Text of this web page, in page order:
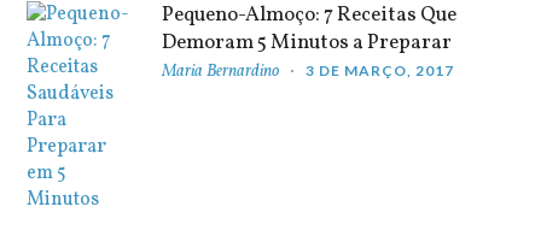
Pequeno-Almoço: 7 Receitas Que
Demoram 5 Minutos a Preparar
Maria Bernardino 3 DE MARÇO, 2017